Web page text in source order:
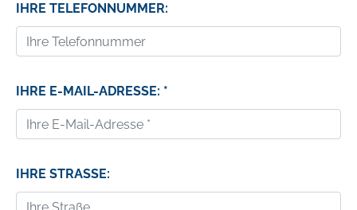
IHRE TELEFONNUMMER:
IHRE E-MAIL-ADRESSE: *
IHRE STRASSE: